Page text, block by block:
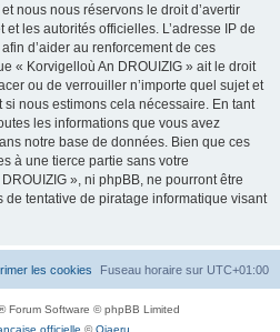
nous nous réservons le droit d’avertir
les autorités officielles. L’adresse IP de
d’aider au renforcement de ces
« Korvigelloù An DROUIZIG » ait le droit
ou de verrouiller n’importe quel sujet et
si nous estimons cela nécessaire. En tant
les informations que vous avez
notre base de données. Bien que ces
à une tierce partie sans votre
», ni phpBB, ne pourront être
tentative de piratage informatique visant
Fuseau horaire sur UTC+01:00
les cookies
Forum Software © phpBB Limited
officielle ©Qiaeru